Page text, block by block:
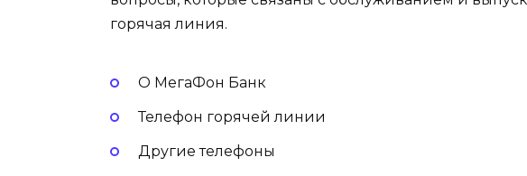
горячая линия.
О МегаФон Банк
Телефон горячей линии
Другие телефоны